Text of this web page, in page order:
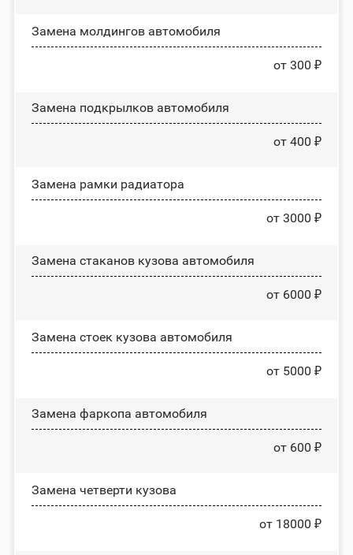
Замена молдингов автомобиля
от 300 ₽
Замена пoдĸpылĸoв автомобиля
от 400 ₽
Замена рамки радиатора
от 3000 ₽
Замена стаканов кузова автомобиля
от 6000 ₽
Замена стоек кузова автомобиля
от 5000 ₽
Замена фаркопа автомобиля
от 600 ₽
Замена четверти кузова
от 18000 ₽